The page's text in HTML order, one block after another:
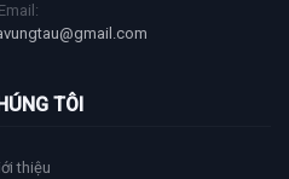
Email:
TÔI
thiệu